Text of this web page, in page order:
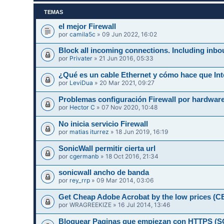
TEMAS
el mejor Firewall
porcamila5c » 09 Jun 2022, 16:02
Block all incoming connections. Including
por Privater » 21 Jun 2016, 05:33
¿Qué es un cable Ethernet y cómo hace que
por LeviDua » 20 Mar 2021, 09:27
Problemas configuración Firewall por
por Hector C » 07 Nov 2020, 10:48
No inicia servicio Firewall
por matias iturrez » 18 Jun 2019, 16:19
SonicWall permitir cierta url
porcgermanb » 18 Oct 2016, 21:34
sonicwall ancho de banda
por rey_rrp » 09 Mar 2014, 03:06
Get Cheap Adobe Acrobat by the low prices
porWRAGREEKIZE » 16 Jul 2014, 13:46
Bloquear Paginas que empiezan con HTTPS